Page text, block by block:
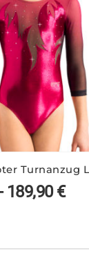
189,90€